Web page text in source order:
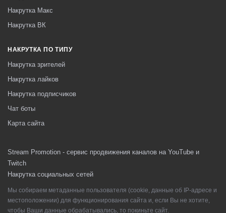
Накрутка Макс
Накрутка ВК
НАКРУТКА ПО ТИПУ
Накрутка зрителей
Накрутка лайков
Накрутка подписчиков
Чат боты
Карта сайта
Stream Promotion - сервис продвижения каналов на YouTube и
Twitch
Накрутка социальных сетей
Мы собираем метаданные пользователя (cookie, данные об IP-адресе и
местоположении) для функционирования сайта и, если Вы не хотите,
чтобы Ваши данные обрабатывались, то покиньте сайт.